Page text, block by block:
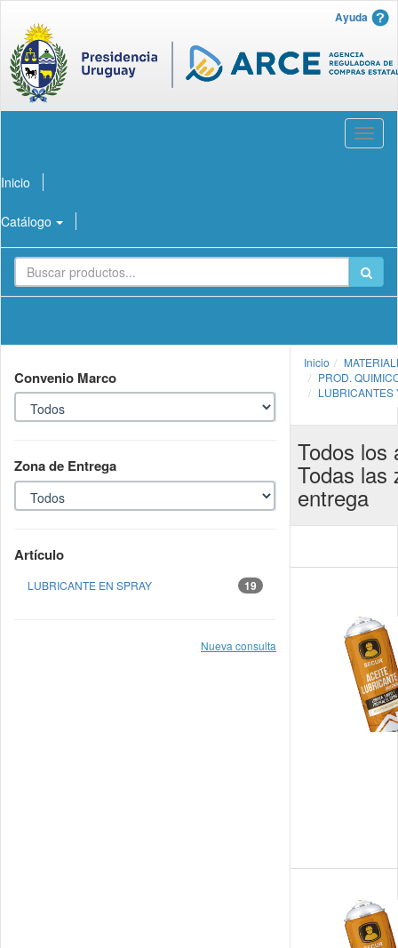
Ayuda
Abrir
menú
Inicio
Catálogo
Convenio Marco
Zona de Entrega
Artículo
19
LUBRICANTE EN SPRAY
Nueva consulta
Inicio
PROD.
LUBRICANTES
Todos los
Todas las
entrega